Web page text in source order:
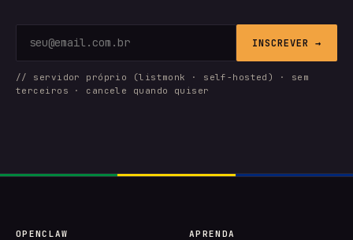
INSCREVER →
// servidor próprio (listmonk · self-hosted) · sem
terceiros · cancele quando quiser
OPENCLAW APRENDA